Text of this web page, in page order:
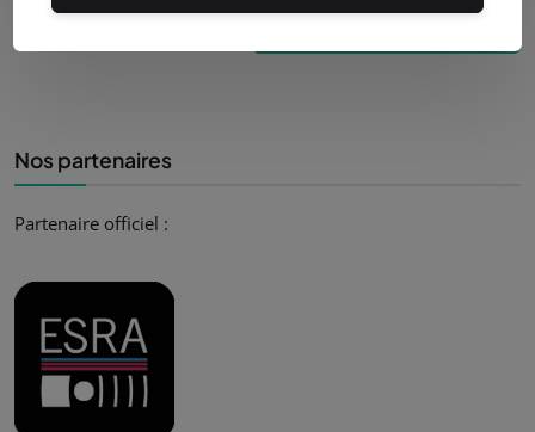
Nos partenaires
Partenaire officiel :